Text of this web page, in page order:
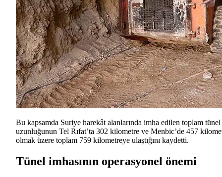
Bu kapsamda Suriye harekât alanlarında imha edilen toplam tünel
uzunluğunun Tel Rıfat’ta 302 kilometre ve Menbic’de 457
olmak üzere toplam 759 kilometreye ulaştığını kaydetti.
Tünel imhasının operasyonel önemi